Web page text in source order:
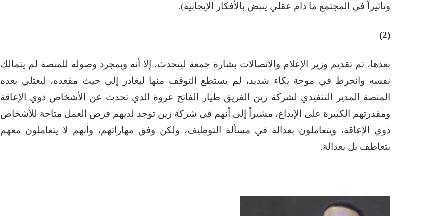
وتأثيراً في المجتمع ما دام عقلي ينبض بالأفكار الإيجابية).
(2)
بعدها، تم تقديم وزير الإعلام والاتصالات بشارة جمعة ليتحدث، إلا أنه وبمجرد وصوله للمنصة لم يتمالك
نفسه وانخرط في موجة بكاء شديد، لم يستطع التوقف منها ليغادر إلى حيث مقعده، ليعتلي بعده
المنصة المدير التنفيذي لشركة زين الفريق طيار الفاتح عروة الذي تحدث عن الأشخاص ذوي الإعاقة
ومقدرتهم الكبيرة على الإبداع، مشيراً إلى أنهم في شركة زين توجد لديهم فرص العمل متاحة للأشخاص
ذوي الإعاقة، ويتعاملون بعدالة في مسألة التوظيف، ولكن وفق مهاراتهم، وأنهم لا يتعاملون معهم
بتعاطف بل بعدالة.